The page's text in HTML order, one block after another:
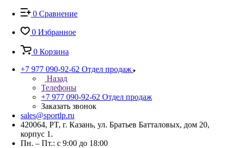
0 Сравнение
0 Избранное
0 Корзина
+7 977 090-92-62 Отдел продаж
Назад
Телефоны
+7 977 090-92-62 Отдел продаж
Заказать звонок
sales@sportlp.ru
420064, PT, г. Казань, ул. Братьев Батталовых, дом 20,
корпус 1.
Пн. – Пт.: с 9:00 до 18:00